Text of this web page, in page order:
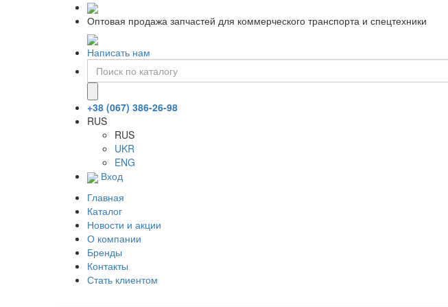
Оптовая продажа запчастей для коммерческого транспорта и спецтехники
Написать нам
+38 (067) 386-26-98
RUS
RUS
UKR
ENG
Вход
Главная
Каталог
Новости и акции
О компании
Бренды
Контакты
Стать клиентом